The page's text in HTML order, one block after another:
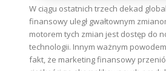
W ciągu ostatnich trzech dekad
finansowy uległ gwałtownym
motorem tych zmian jest dostęp do
technologii. Innym ważnym
fakt, że marketing finansowy